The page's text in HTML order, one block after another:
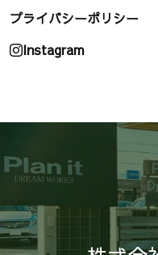
プライバシーポリシー
Instagram